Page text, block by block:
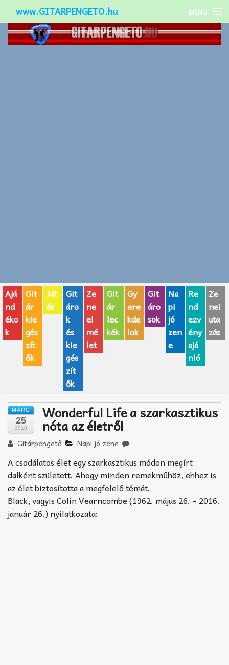
www.GITARPENGETO.hu MENU
Népszerű-
AJÁNDÉK ÖTLETEK
Vicces
GITÁR MÁRKÁK
TOP100 nóta
Zeneiskolák
Zeneszerzés alapjai
Akkord-kotta
TABok
Improvizáció
Ajá
nd
éko
k
Git
ár
kie
gés
zít
ők
Ját
ék
Git
áro
k
és
kie
gés
zít
ők
Ze
ne
el
mé
let
Git
ár
lec
kék
Gy
ere
kda
lok
Git
áro
sok
Na
pi
jó
zen
e
Re
nd
ezv
ény
ajá
nló
Ze
nei
uta
zás
MÁRC
25
2018
Wonderful Life a szarkasztikus
nóta az életről
Gitárpengető Napi jó zene
A csodálatos élet egy szarkasztikus módon megírt
dalként született. Ahogy minden remekműhöz, ehhez is
az élet biztosította a megfelelő témát.
Black, vagyis Colin Vearncombe (1962. május 26. – 2016.
január 26.) nyilatkozata: